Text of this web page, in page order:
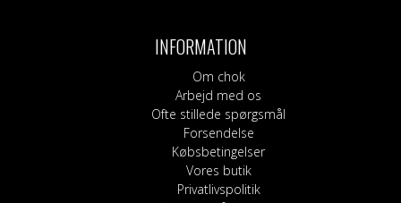
INFORMATION
Om chok
Arbejd med os
Ofte stillede spørgsmål
Forsendelse
Købsbetingelser
Vores butik
Privatlivspolitik